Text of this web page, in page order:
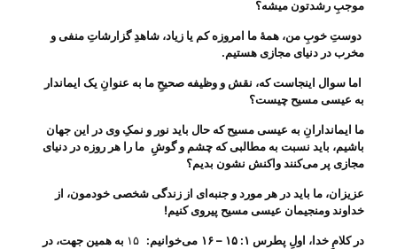
موجبِ رشدتون میشه؟
دوستِ خوبِ من، همهٔ ما امروزه کم یا زیاد، شاهدِ گزارشاتِ منفی و
مخرب در دنیای مجازی هستیم.
اما سوال اینجاست که، نقش و وظیفه صحیحِ ما به عنوانِ یک ایماندار
به عیسی مسیح چیست؟
ما ایماندارانِ به عیسی مسیح که حال باید نور و نمکِ وی در این جهان
باشیم، باید نسبت به مطالبی که چشم و گوشِ ما را هر روزه در دنیای
مجازی پر می‌‌کنند واکنش نشون بدیم؟
عزیزان، ما باید در هر مورد و جنبه‌ای از زندگی شخصی خودمون، از
خداوند ومنجیمان عیسی مسیح پیروی کنیم!
در کلامِ خدا، اولِ پطرس ۱: ۱۵ – ۱۶ می‌‌خوانیم:
به همین جهت، در